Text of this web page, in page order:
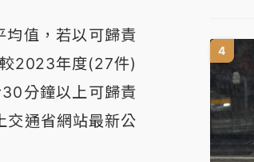
值，若以可歸責
2023年度(27件)
分鐘以上可歸責
交通省網站最新公